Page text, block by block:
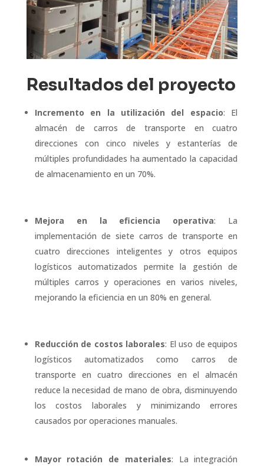
Resultados del proyecto
Incremento en la utilización del espacio: El
almacén de carros de transporte en cuatro
direcciones con cinco niveles y estanterías de
múltiples profundidades ha aumentado la capacidad
de almacenamiento en un 70%.
Mejora en la eficiencia operativa: La
implementación de siete carros de transporte en
cuatro direcciones inteligentes y otros equipos
logísticos automatizados permite la gestión de
múltiples carros y operaciones en varios niveles,
mejorando la eficiencia en un 80% en general.
Reducción de costos laborales: El uso de equipos
logísticos automatizados como carros de
transporte en cuatro direcciones en el almacén
reduce la necesidad de mano de obra, disminuyendo
los costos laborales y minimizando errores
causados por operaciones manuales.
Mayor rotación de materiales: La integración